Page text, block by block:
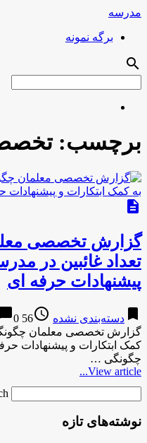
مدرسه
برگه نمونه
search
برچسب:
description
گزارش تخصصی
تعداد غائبین در
پیشنهادات حرفه ای
bookmark دسته‌بندی نشده access_time
56 years ago
0
گزارش تخصصی معلمان
کمک ابتکارات و پیشنهادات
چگونگی …
View article...
…
نوشته‌های تازه